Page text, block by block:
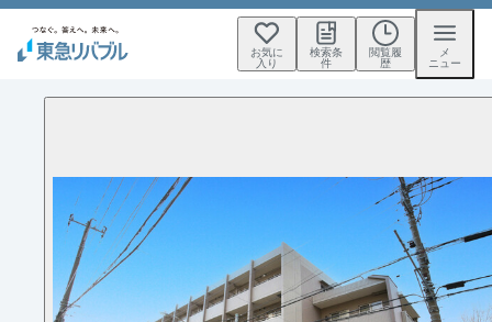
お気に
入り
検索条
件
閲覧履
歴
メ
ニュー